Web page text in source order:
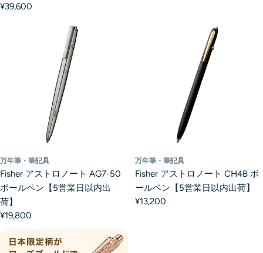
¥39,600
万年筆・筆記具
Fisher アストロノート AG7-50
ボールペン【5営業日以内出
荷】
¥19,800
万年筆・筆記具
Fisher アストロノート CH4B ボ
ールペン【5営業日以内出荷】
¥13,200